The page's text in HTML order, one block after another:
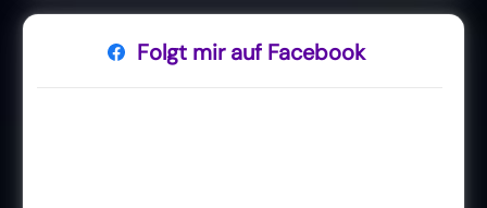
Folgt mir auf Facebook